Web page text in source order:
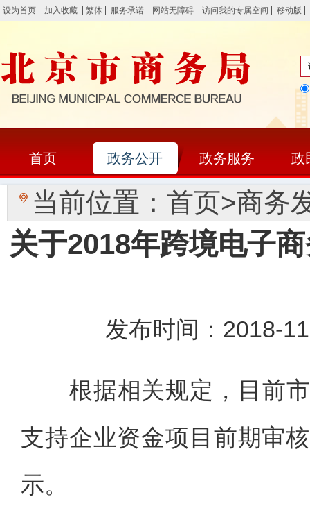
设为首页 加入收藏 繁体 服务承诺 网站无障碍 访问我的专属空间 移动版
首页 政务公开 政务服务 政
当前位置： 首页>商务
关于2018年跨境电子
发布时间：
根据相关规定，目前市
支持企业资金项目前期审
示。